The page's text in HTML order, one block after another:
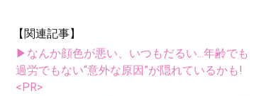
【関連記事】
▶なんか顔色が悪い、いつもだるい...年齢でも
過労でもない“意外な原因”が隠れているかも!
<PR>